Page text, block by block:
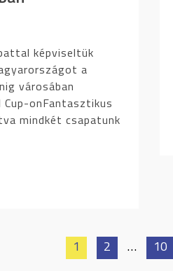
képviseltük
a
városában
onFantasztikus
mindkét csapatunk
1 2 … 10